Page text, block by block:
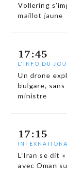
Vollering
maillot jaune
17:45
L'INFO DU
Un drone
bulgare,
ministre
17:15
L’Iran se dit
avec Oman